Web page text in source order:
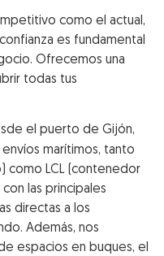
como el actual,
es fundamental
Ofrecemos una
todas tus
el puerto de Gijón,
marítimos, tanto
como LCL (contenedor
las principales
directas a los
Además, nos
espacios en buques, el